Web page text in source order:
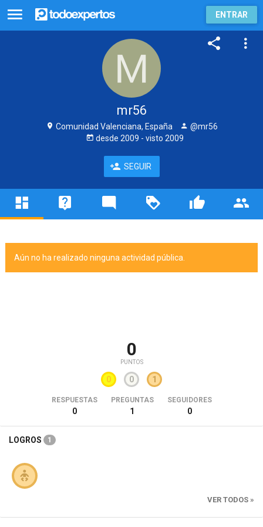
ENTRAR
mr56
Comunidad Valenciana, España
@mr56
desde 2009 - visto 2009
SEGUIR
Aún no ha realizado ninguna actividad pública.
0
PUNTOS
0 0 1
RESPUESTAS
0
PREGUNTAS
1
SEGUIDORES
0
LOGROS 1
VER TODOS »